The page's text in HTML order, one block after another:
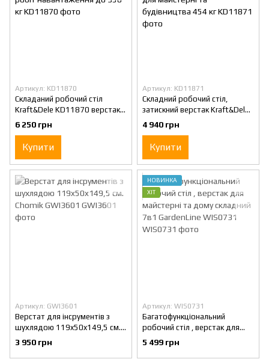
Артикул: KD11870
Складаний робочий стіл
Kraft&Dele KD11870 верстак
для столярних і ремонтних
робіт навантаження до 350 кг
6 250 грн
Купити
Артикул: KD11871
Складний робочий стіл,
затискний верстак Kraft&Dele
KD11871, МДФ, для
майстерні та будівництва 454
4 940 грн
Купити
Артикул: GWI3601
Верстат для інсрументів з
шухлядою 119x50x149,5 см.
Chomik GWI3601
3 950 грн
НОВИНКА
ХІТ
Артикул: WIS0731
Багатофункціональний
робочий стіл , верстак для
майстерні та дому складний
7в1 GardenLine WIS0731
5 499 грн